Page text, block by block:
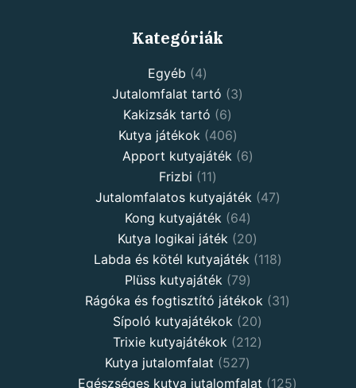
Kategóriák
Egyéb 44
products
Jutalomfalat tartó 33
Kakizsák tartó 66
products
Kutya játékok 406406
products
Apport kutyajáték 66
Frizbi 1111
products
Jutalomfalatos kutyajáték 4747
Kong kutyajáték 6464
products
Kutya logikai játék 2020
products
Labda és kötél kutyajáték 118118
Plüss kutyajáték 7979
products
Rágóka és fogtisztító játékok 3131
Sípoló kutyajátékok 2020
products
Trixie kutyajátékok 212212
Kutya jutalomfalat 527527
products
Egészséges kutya jutalomfalat 125125